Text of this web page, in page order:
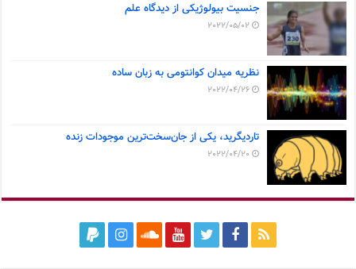
جنسیت بیولوژیکی از دیدگاه علم
2022/05/02
نظریه میدان کوانتومی به زبان ساده
2022/04/26
تاردیگرید، یکی از جان‌سخت‌ترین موجودات زنده
2022/04/20